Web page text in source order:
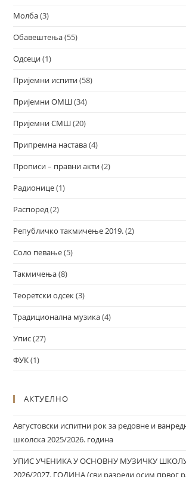
Молба(3)
Обавештења(55)
Одсеци(1)
Пријемни испити(58)
Пријемни ОМШ(34)
Пријемни СМШ(20)
Припремна настава(4)
Прописи – правни акти(2)
Радионице(1)
Распоред(2)
Републичко такмичење 2019.(2)
Соло певање(5)
Такмичења(8)
Теоретски одсек(3)
Традиционална музика(4)
Упис(27)
ФУК(1)
АКТУЕЛНО
Августовски испитни рок за редовне и
школска 2025/2026. година
УПИС УЧЕНИКА У ОСНОВНУ МУЗИЧКУ
2026/2027. ГОДИНА (сви разреди осим првог